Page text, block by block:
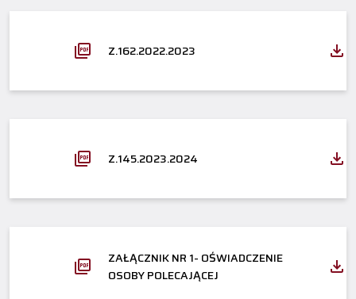
Z.162.2022.2023
Z.145.2023.2024
ZAŁĄCZNIK NR 1- OŚWIADCZENIE
OSOBY POLECAJĄCEJ